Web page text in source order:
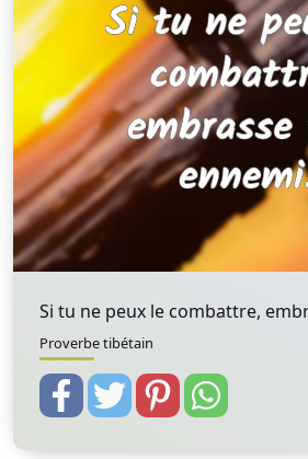
Si tu ne peux le combattre,
Proverbe tibétain